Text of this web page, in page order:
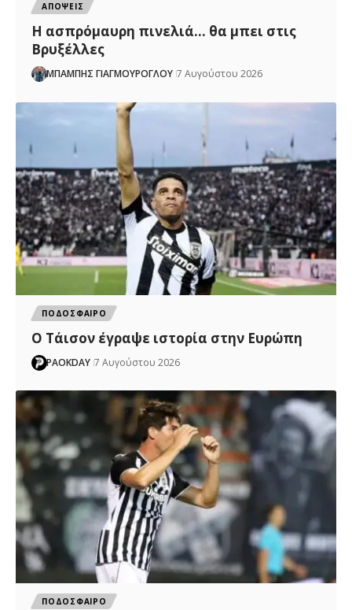
ΑΠΟΨΕΙΣ
Η ασπρόμαυρη πινελιά… θα μπει στις
Βρυξέλλες
ΜΠΑΜΠΗΣ ΓΙΑΓΜΟΥΡΟΓΛΟΥ 7 Αυγούστου 2026
ΠΟΔΟΣΦΑΙΡΟ
Ο Τάισον έγραψε ιστορία στην Ευρώπη
PAOKDAY 7 Αυγούστου 2026
ΠΟΔΟΣΦΑΙΡΟ